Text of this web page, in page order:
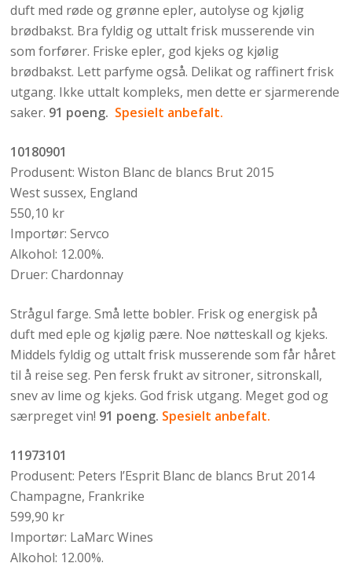
duft med røde og grønne epler, autolyse og kjølig
brødbakst. Bra fyldig og uttalt frisk musserende vin
som forfører. Friske epler, god kjeks og kjølig
brødbakst. Lett parfyme også. Delikat og raffinert frisk
utgang. Ikke uttalt kompleks, men dette er sjarmerende
saker. 91 poeng. Spesielt anbefalt.
10180901
Produsent: Wiston Blanc de blancs Brut 2015
West sussex, England
550,10 kr
Importør: Servco
Alkohol: 12.00%.
Druer: Chardonnay
Strågul farge. Små lette bobler. Frisk og energisk på
duft med eple og kjølig pære. Noe nøtteskall og kjeks.
Middels fyldig og uttalt frisk musserende som får håret
til å reise seg. Pen fersk frukt av sitroner, sitronskall,
snev av lime og kjeks. God frisk utgang. Meget god og
særpreget vin! 91 poeng. Spesielt anbefalt.
11973101
Produsent: Peters l’Esprit Blanc de blancs Brut 2014
Champagne, Frankrike
599,90 kr
Importør: LaMarc Wines
Alkohol: 12.00%.